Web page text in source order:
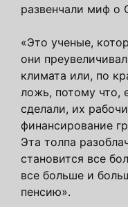
развенчали миф о
«Это ученые,
они
климата или, по
ложь, потому что,
сделали, их
финансирование
Эта толпа
становится все
все больше и
пенсию».